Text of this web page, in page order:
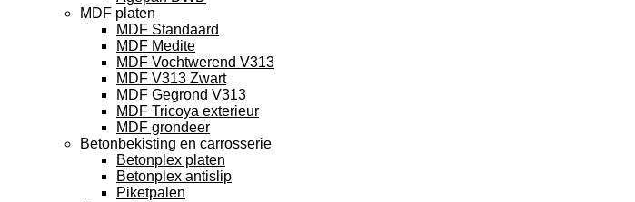
MDF platen
MDF Standaard
MDF Medite
MDF Vochtwerend V313
MDF V313 Zwart
MDF Gegrond V313
MDF Tricoya exterieur
MDF grondeer
Betonbekisting en carrosserie
Betonplex platen
Betonplex antislip
Piketpalen